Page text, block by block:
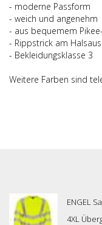
- moderne Passform
- weich und angenehm
- aus bequemem
- Rippstrick am
- Bekleidungsklasse 3
Weitere Farben sind
ENGEL
4XL